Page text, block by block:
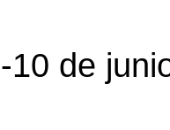
10 de